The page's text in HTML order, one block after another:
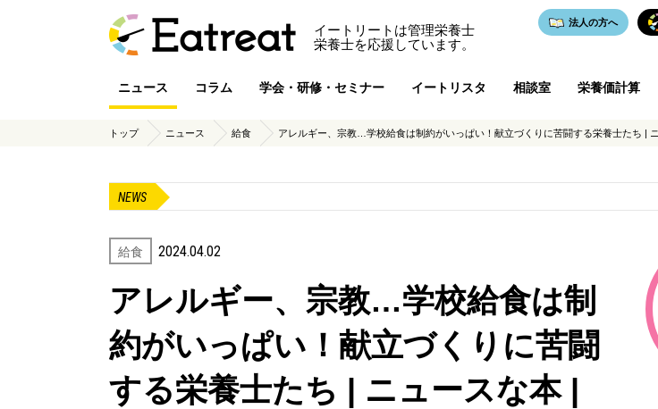
イートリートは管理栄養士
栄養士を応援しています。
法人の方へ
ニュース コラム 学会・研修・セミナー イートリスタ 相談室 栄養価計算
トップ ニュース 給食 アレルギー、宗教…学校給食は制約がいっぱい！献立づくりに苦闘する栄養士たち |
NEWS
給食 2024.04.02
アレルギー、宗教…学校給食は制
約がいっぱい！献立づくりに苦闘
する栄養士たち | ニュースな本 |